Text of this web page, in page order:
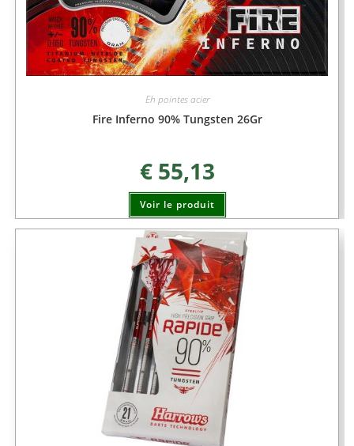
Eh pointes acier
Fire Inferno 90% Tungsten 26Gr
€55,13
Voir le produit